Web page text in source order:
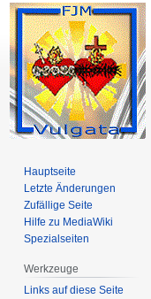
Hauptseite
Letzte Änderungen
Zufällige Seite
Hilfe zu MediaWiki
Spezialseiten
Werkzeuge
Links auf diese Seite